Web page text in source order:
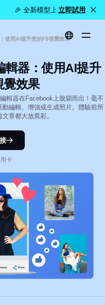
🎉 全新模型上線：Dreamina
立即試用
使用AI提升您的FB視覺效果
輯器：使用AI提升
覺效果
輯器在Facebook上脫穎而出！毫不
編輯、增強或生成照片。體驗前所
章都大放異彩。
卡